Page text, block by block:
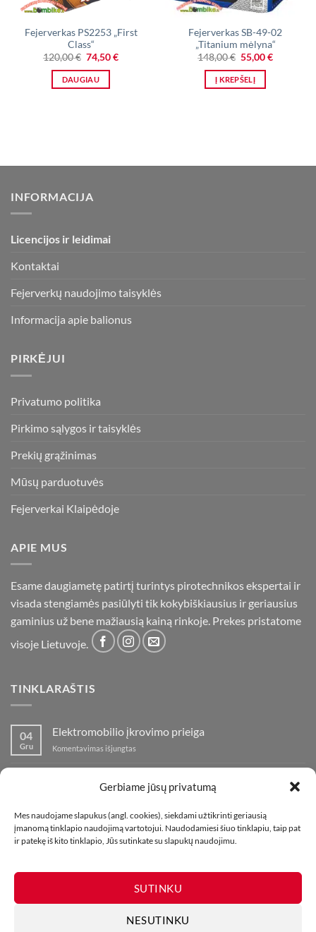
Gerbiame jūsų privatumą
Mes naudojame slapukus (angl. cookies), siekdami užtikrinti geriausią
įmanomą tinklapio naudojimą vartotojui. Naudodamiesi šiuo tinklapiu, taip pat
ir patekę iš kito tinklapio, Jūs sutinkate su slapukų naudojimu.
SUTINKU
NESUTINKU
Fejerverkas PS2253 „First
Class“
120,00€ Original
price
was:
120,00 €.
74,50€Current
DAUGIAU
Fejerverkas SB-49-02
„Titanium mėlyna“
148,00€ Original
price
was:
148,00 €.
55,00€Current
Į KREPŠELĮ
INFORMACIJA
Licencijos ir leidimai
Kontaktai
Fejerverkų naudojimo taisyklės
Informacija apie balionus
PIRKĖJUI
Privatumo politika
Pirkimo sąlygos ir taisyklės
Prekių grąžinimas
Mūsų parduotuvės
Fejerverkai Klaipėdoje
APIE MUS
Esame daugiametę patirtį turintys pirotechnikos ekspertai ir
visada stengiamės pasiūlyti tik kokybiškiausius ir geriausius
gaminius už bene mažiausią kainą rinkoje. Prekes pristatome
visoje Lietuvoje.
TINKLARAŠTIS
04
Gru
Elektromobilio įkrovimo prieiga
Komentavimas išjungtas
prieiga
įraše
fejerverkų
parduotuvė
Klaipedoje!
01
Lap
Kaip fotografuoti fejerverkus
Komentavimas išjungtasįraše